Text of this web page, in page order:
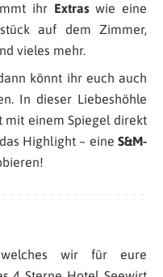
ihr Extraswie eine
auf dem Zimmer,
vieles mehr.
könnt ihr euch auch
In dieser Liebeshöhle
mit einem Spiegel direkt
Highlight – eine S&M-
welches wir für eure